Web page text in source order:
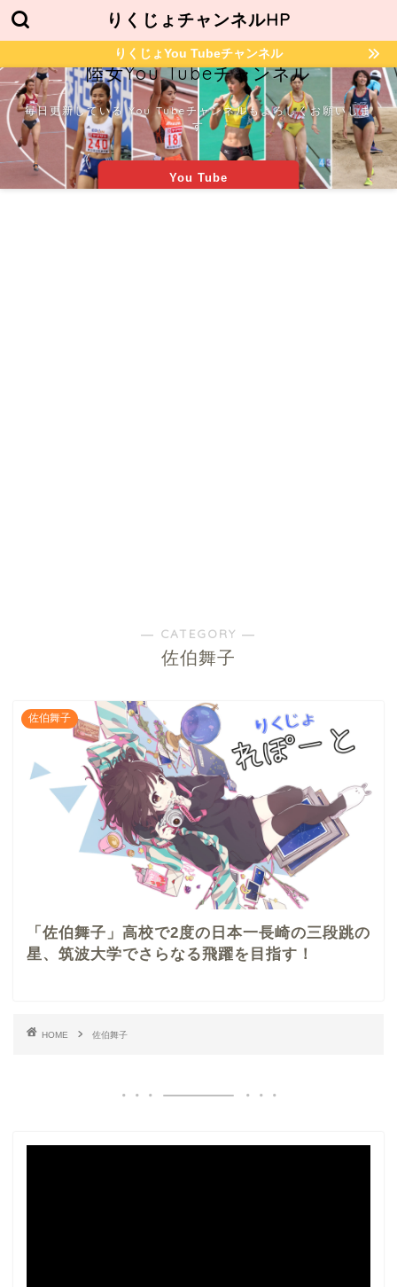
りくじょチャンネルHP
りくじょYou Tubeチャンネル
陸女You Tubeチャンネル
毎日更新している You Tubeチャンネルもよろしくお願いしま
す
You Tube
― CATEGORY ―
佐伯舞子
佐伯舞子
「佐伯舞子」高校で2度の日本一長崎の三段跳の
星、筑波大学でさらなる飛躍を目指す！
HOME 佐伯舞子